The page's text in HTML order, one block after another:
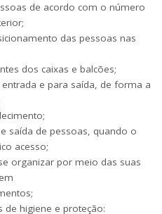
de acordo com o número
das pessoas nas
dos caixas e balcões;
e para saída, de forma a
saída de pessoas, quando o
acesso;
organizar por meio das suas
de higiene e proteção: